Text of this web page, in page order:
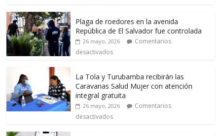
Plaga de roedores en la avenida
República de El Salvador fue controlada
26 mayo, 2026
Comentarios
desactivados
La Tola y Turubamba recibirán las
Caravanas Salud Mujer con atención
integral gratuita
26 mayo, 2026
Comentarios
desactivados